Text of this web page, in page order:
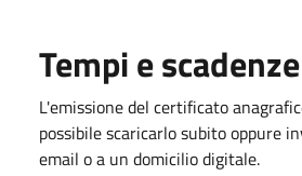
Tempi e scadenze
L'emissione del certificato
possibile scaricarlo subito oppure
email o a un domicilio digitale.